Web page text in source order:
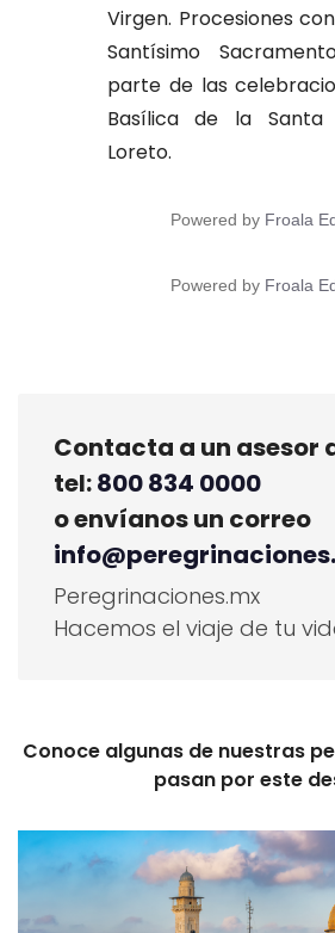
Virgen. Procesiones
Santísimo
parte de las
Basílica de la Santa
Loreto.
Powered by Froala
Powered by Froala
Contacta a un asesor
tel:800 834 0000
o envíanos un correo
Peregrinaciones.mx
Hacemos el viaje de tu
Conoce algunas de nuestras
pasan por este